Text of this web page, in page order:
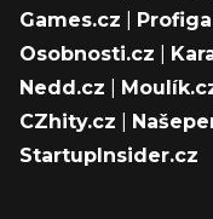
Games.cz
Osobnosti.cz
Nedd.cz
CZhity.cz
StartupInsider.cz